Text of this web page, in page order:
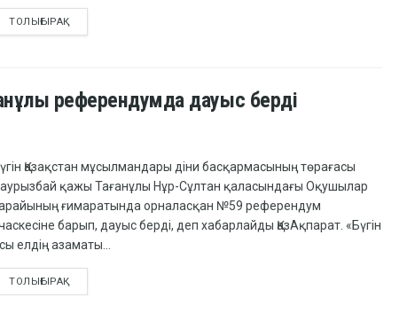
ТОЛЫҒЫРАҚ
референдумда дауыс берді
Қазақстан мұсылмандары діни басқармасының төрағасы
қажы Тағанұлы Нұр-Сұлтан қаласындағы Оқушылар
ғимаратында орналасқан №59 референдум
барып, дауыс берді, деп хабарлайды ҚазАқпарат. «Бүгін
елдің азаматы...
ТОЛЫҒЫРАҚ